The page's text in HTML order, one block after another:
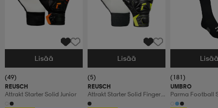
Valitse Koko
Lisää
(49)
REUSCH
Attrakt Starter Solid Junior
Valitse Koko
Lisää
(5)
REUSCH
Attrakt Starter Solid Finger
Support Junior
Valitse Koko
(181)
UMBRO
Parma Football